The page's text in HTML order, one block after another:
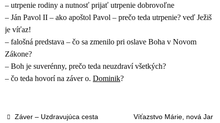
– utrpenie rodiny a nutnosť prijať utrpenie dobrovoľne
– Ján Pavol II – ako apoštol Pavol – prečo teda utrpenie? veď Ježiš
je víťaz!
– falošná predstava – čo sa zmenilo pri oslave Boha v Novom
Zákone?
– Boh je suverénny, prečo teda neuzdraví všetkých?
– čo teda hovorí na záver o. Dominik?
Záver – Uzdravujúca cesta
Víťazstvo Márie, nová Jar